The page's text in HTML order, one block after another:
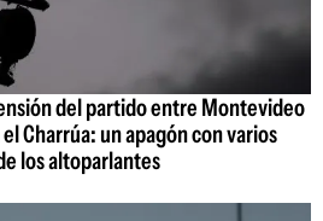
del partido entre Montevideo
Charrúa: un apagón con varios
los altoparlantes